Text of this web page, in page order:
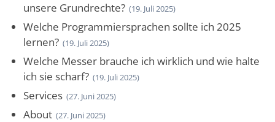
unsere Grundrechte? (19. Juli 2025)
Welche Programmiersprachen sollte ich 2025
lernen? (19. Juli 2025)
Welche Messer brauche ich wirklich und wie halte
ich sie scharf? (19. Juli 2025)
Services (27. Juni 2025)
About (27. Juni 2025)